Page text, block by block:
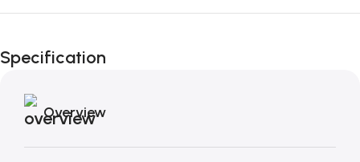
Fino al 12 Ottobre...
Autunno!
Specification
Overview